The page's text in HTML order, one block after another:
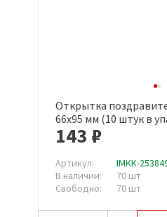
Открытка
66x95 мм (10 штук в
143 ₽
Артикул:
IMKK-
В наличии:
70 шт
Свободно:
70 шт